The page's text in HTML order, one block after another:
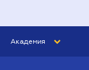
Академия